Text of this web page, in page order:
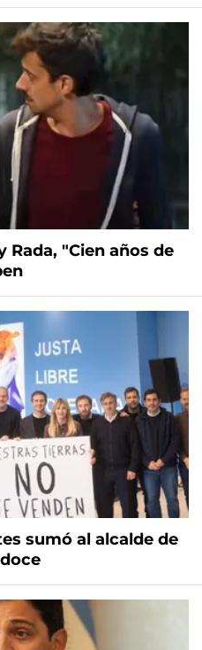
Rada, "Cien años de
sumó al alcalde de